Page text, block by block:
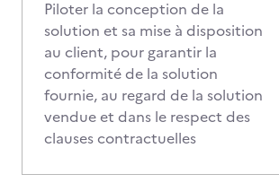
Piloter la conception de la
solution et sa mise à disposition
au client, pour garantir la
conformité de la solution
fournie, au regard de la solution
vendue et dans le respect des
clauses contractuelles